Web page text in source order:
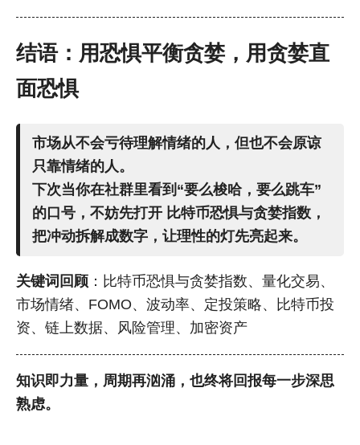
结语：用恐惧平衡贪婪，用贪婪直
面恐惧
市场从不会亏待理解情绪的人，但也不会原谅
只靠情绪的人。
下次当你在社群里看到“要么梭哈，要么跳车”
的口号，不妨先打开 比特币恐惧与贪婪指数 ，
把冲动拆解成数字，让理性的灯先亮起来。
关键词回顾 ：比特币恐惧与贪婪指数、量化交易、
市场情绪、FOMO、波动率、定投策略、比特币投
资、链上数据、风险管理、加密资产
知识即力量，周期再汹涌，也终将回报每一步深思
熟虑。